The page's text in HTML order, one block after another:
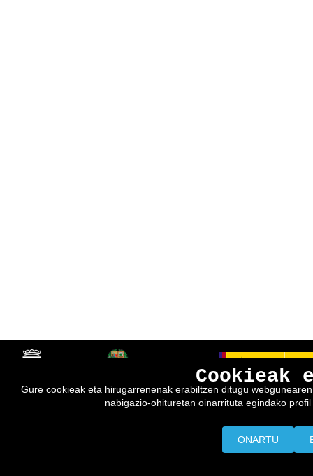
Cookieak
Gure cookieak eta hirugarrenenak erabiltzen ditugu
nabigazio-ohituretan oinarrituta egindako
ONARTU